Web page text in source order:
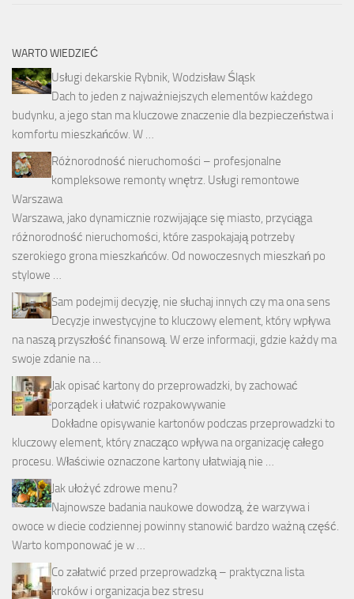
WARTO WIEDZIEĆ
Usługi dekarskie Rybnik, Wodzisław Śląsk
Dach to jeden z najważniejszych elementów każdego
budynku, a jego stan ma kluczowe znaczenie dla bezpieczeństwa i
komfortu mieszkańców. W …
Różnorodność nieruchomości – profesjonalne
kompleksowe remonty wnętrz. Usługi remontowe
Warszawa
Warszawa, jako dynamicznie rozwijające się miasto, przyciąga
różnorodność nieruchomości, które zaspokajają potrzeby
szerokiego grona mieszkańców. Od nowoczesnych mieszkań po
stylowe …
Sam podejmij decyzję, nie słuchaj innych czy ma ona sens
Decyzje inwestycyjne to kluczowy element, który wpływa
na naszą przyszłość finansową. W erze informacji, gdzie każdy ma
swoje zdanie na …
Jak opisać kartony do przeprowadzki, by zachować
porządek i ułatwić rozpakowywanie
Dokładne opisywanie kartonów podczas przeprowadzki to
kluczowy element, który znacząco wpływa na organizację całego
procesu. Właściwie oznaczone kartony ułatwiają nie …
Jak ułożyć zdrowe menu?
Najnowsze badania naukowe dowodzą, że warzywa i
owoce w diecie codziennej powinny stanowić bardzo ważną część.
Warto komponować je w …
Co załatwić przed przeprowadzką – praktyczna lista
kroków i organizacja bez stresu